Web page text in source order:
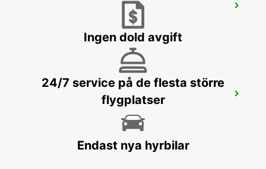
Ingen dold avgift
24/7 service på de flesta större
flygplatser
Endast nya hyrbilar